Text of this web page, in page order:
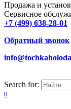
Продажа и
Сервисное
+7 (499) 638-28-01
Обратный звонок
Search for:
0